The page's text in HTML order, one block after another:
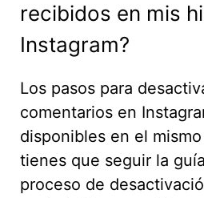
recibidos en mis
Instagram?
Los pasos para
comentarios en
disponibles en el
tienes que seguir la
proceso de